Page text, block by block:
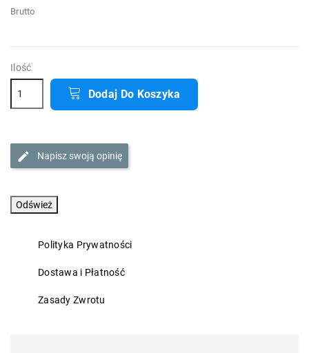
Brutto
Ilość
Dodaj Do Koszyka
Napisz swoją opinię
Polityka Prywatności
Dostawa i Płatność
Zasady Zwrotu